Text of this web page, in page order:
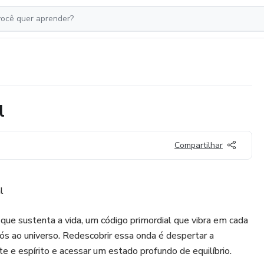
Compartilhar
sustenta a vida, um código primordial que vibra em cada
ao universo. Redescobrir essa onda é despertar a
e espírito e acessar um estado profundo de equilíbrio.